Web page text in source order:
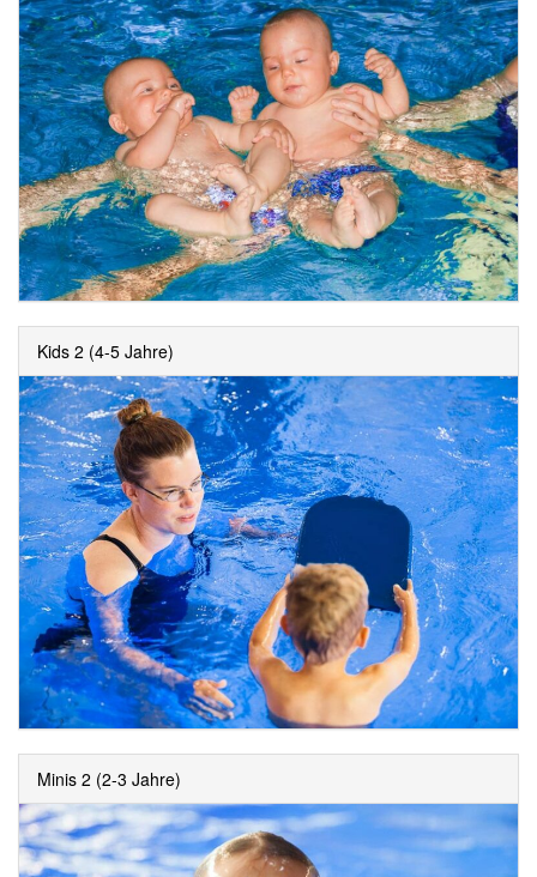
Kids 2 (4-5 Jahre)
Minis 2 (2-3 Jahre)